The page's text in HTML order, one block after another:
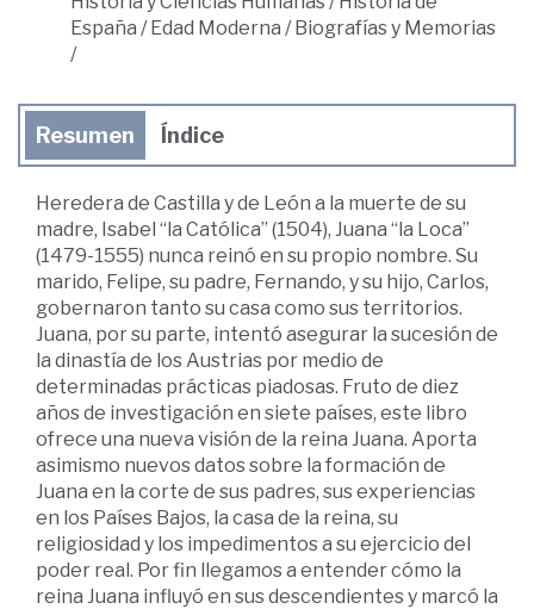
España /Edad Moderna /Biografías y Memorias
/
Resumen Índice
Heredera de Castilla y de León a la muerte de su
madre, Isabel “la Católica” (1504), Juana “la Loca”
(1479-1555) nunca reinó en su propio nombre. Su
marido, Felipe, su padre, Fernando, y su hijo, Carlos,
gobernaron tanto su casa como sus territorios.
Juana, por su parte, intentó asegurar la sucesión de
la dinastía de los Austrias por medio de
determinadas prácticas piadosas. Fruto de diez
años de investigación en siete países, este libro
ofrece una nueva visión de la reina Juana. Aporta
asimismo nuevos datos sobre la formación de
Juana en la corte de sus padres, sus experiencias
en los Países Bajos, la casa de la reina, su
religiosidad y los impedimentos a su ejercicio del
poder real. Por fin llegamos a entender cómo la
reina Juana influyó en sus descendientes y marcó la